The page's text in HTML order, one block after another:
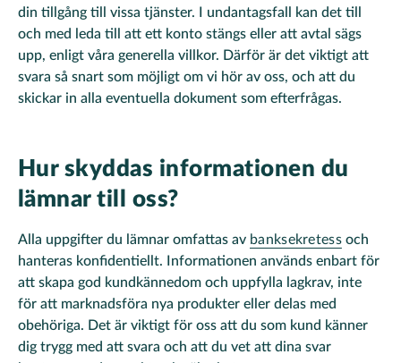
din tillgång till vissa tjänster. I undantagsfall kan det till
och med leda till att ett konto stängs eller att avtal sägs
upp, enligt våra generella villkor. Därför är det viktigt att
svara så snart som möjligt om vi hör av oss, och att du
skickar in alla eventuella dokument som efterfrågas.
Hur skyddas informationen du
lämnar till oss?
Alla uppgifter du lämnar omfattas av banksekretessoch
hanteras konfidentiellt. Informationen används enbart för
att skapa god kundkännedom och uppfylla lagkrav, inte
för att marknadsföra nya produkter eller delas med
obehöriga. Det är viktigt för oss att du som kund känner
dig trygg med att svara och att du vet att dina svar